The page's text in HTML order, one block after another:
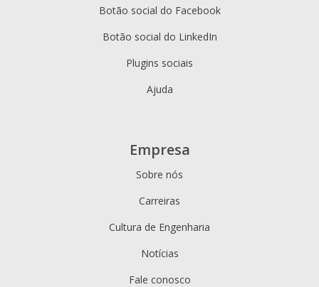
Botão social do Facebook
Botão social do LinkedIn
Plugins sociais
Ajuda
Empresa
Sobre nós
Carreiras
Cultura de Engenharia
Notícias
Fale conosco